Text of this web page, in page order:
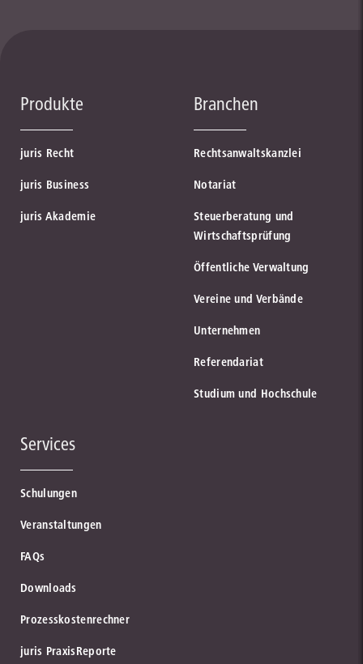
Produkte
juris Recht
juris Business
juris Akademie
Branchen
Rechtsanwaltskanzlei
Notariat
Steuerberatung und
Wirtschaftsprüfung
Öffentliche Verwaltung
Vereine und Verbände
Unternehmen
Referendariat
Studium und Hochschule
Services
Schulungen
Veranstaltungen
FAQs
Downloads
Prozesskostenrechner
juris PraxisReporte